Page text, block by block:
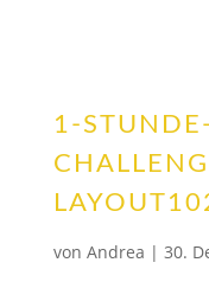
1-
von Andrea | 30.